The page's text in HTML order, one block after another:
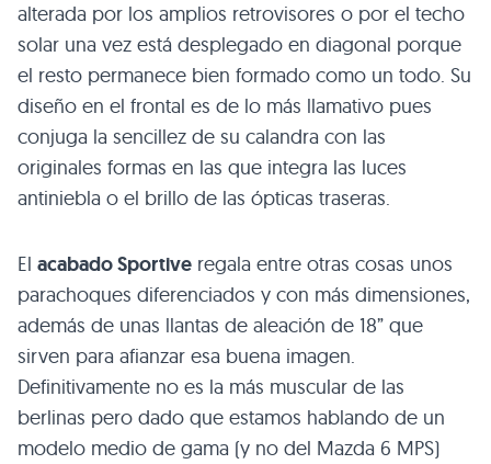
alterada por los amplios retrovisores o por el techo
solar una vez está desplegado en diagonal porque
el resto permanece bien formado como un todo. Su
diseño en el frontal es de lo más llamativo pues
conjuga la sencillez de su calandra con las
originales formas en las que integra las luces
antiniebla o el brillo de las ópticas traseras.
El acabado Sportive regala entre otras cosas unos
parachoques diferenciados y con más dimensiones,
además de unas llantas de aleación de 18” que
sirven para afianzar esa buena imagen.
Definitivamente no es la más muscular de las
berlinas pero dado que estamos hablando de un
modelo medio de gama (y no del Mazda 6 MPS)